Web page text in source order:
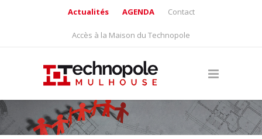
Actualités AGENDA Contact
Accès à la Maison du Technopole